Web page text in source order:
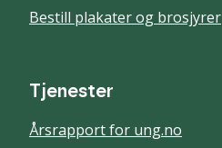
Bestill plakater og brosjyrer
Tjenester
Årsrapport for ung.no